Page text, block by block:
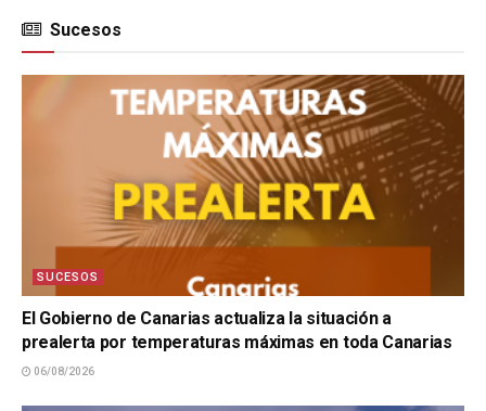
Sucesos
SUCESOS
El Gobierno de Canarias actualiza la situación a
prealerta por temperaturas máximas en toda Canarias
06/08/2026